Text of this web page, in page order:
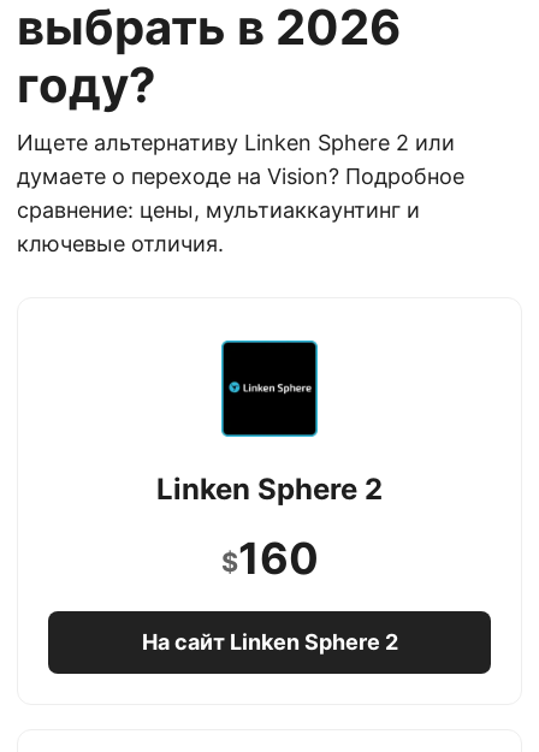
выбрать в 2026
году?
Ищете альтернативу Linken Sphere 2 или
думаете о переходе на Vision? Подробное
сравнение: цены, мультиаккаунтинг и
ключевые отличия.
Linken Sphere 2
$160
На сайт Linken Sphere 2